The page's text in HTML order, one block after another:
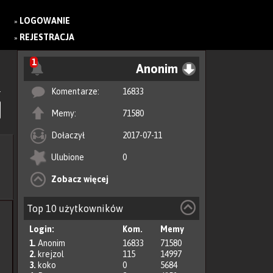
» LOGOWANIE
» REJESTRACJA
1 Anonim
Komentarze: 16833
Memy: 71580
Dołaczył 2017-07-11
Ulubione 0
Zobacz więcej
Top 10 użytkowników
Login: Kom.
Memy
1. Anonim 16833
71580
2. krejzol 115
14997
3. koko 0
5684